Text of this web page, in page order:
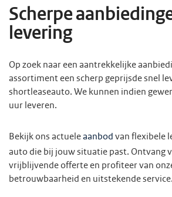
Scherpe
levering
Op zoek naar een aantrekkelijke
assortiment een scherp geprijsde snel
shortleaseauto. We kunnen indien
uur leveren.
Bekijk ons actuele aanbod van flexibele
auto die bij jouw situatie past. Ontvang
vrijblijvende offerte en profiteer van
betrouwbaarheid en uitstekende service.